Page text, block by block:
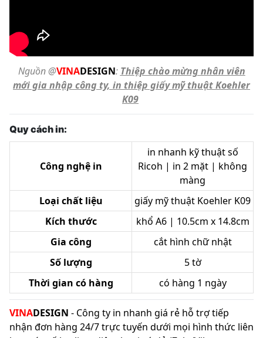
Nguồn @VINADESIGN: Thiệp chào mừng nhân viên
mới gia nhập công ty, in thiệp giấy mỹ thuật Koehler
K09
Quy cách in:
Công nghệ in
in nhanh kỹ thuật số
Ricoh | in 2 mặt | không
màng
Loại chất liệu
giấy mỹ thuật Koehler K09
Kích thước
khổ A6 | 10.5cm x 14.8cm
Gia công
cắt hình chữ nhật
Số lượng
5 tờ
Thời gian có hàng
có hàng 1 ngày
VINADESIGN - Công ty in nhanh giá rẻ hỗ trợ tiếp
nhận đơn hàng 24/7 trực tuyến dưới mọi hình thức liên